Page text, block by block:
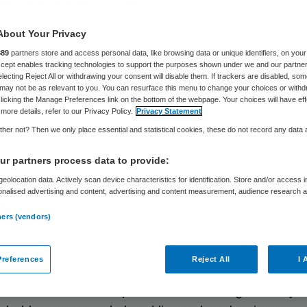
Skipr Redactie 8 augustus 2015,13:12 108 keer gelezen
willen in toenemende mate de
en implementeren binnen de
van belang om goed te achterhalen waar een
behoefte aan heeft en hoe eHealth
aan het zorgproces.
of vraag vaak onduidelijk, spreken wij over
Bij fuzzy problems is het knelpunt lastig te
Your Privacy
partners store and access personal data, like browsing data or unique identifiers, on your
enables tracking technologies to support the purposes shown under we and our
Reject All or withdrawing your consent will disable them. If trackers are disabled,
not be as relevant to you. You can resurface this menu to change your choices or
the Manage Preferences link on the bottom of the webpage. Your choices will have
details, refer to our Privacy Policy. Privacy Statement
not? Then we only place essential and statistical cookies, these do not record any data
partners process data to provide:
data. Actively scan device characteristics for identification. Store and/or access
advertising and content, advertising and content measurement, audience research
(vendors)
Reject All I